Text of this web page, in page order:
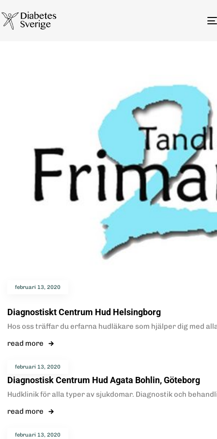
februari 13, 2020
Diagnostiskt Centrum Hud Helsingborg
Hos oss träffar du erfarna hudläkare som hjälper dig med
read more
februari 13, 2020
Diagnostisk Centrum Hud Agata Bohlin, Göteborg
Hudklinik för alla typer av sjukdomar. Diagnostik och
read more
februari 13, 2020